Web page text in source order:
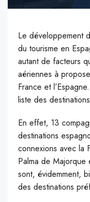
Le développement
du tourisme en
autant de facteurs
aériennes à
France et
liste des
En effet, 13
destinations
connexions avec la
Palma de Majorque
sont, évidemment,
des destinations